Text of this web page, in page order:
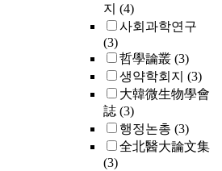
지 (4)
사회과학연구
(3)
哲學論叢 (3)
생약학회지 (3)
大韓微生物學會
誌 (3)
행정논총 (3)
全北醫大論文集
(3)